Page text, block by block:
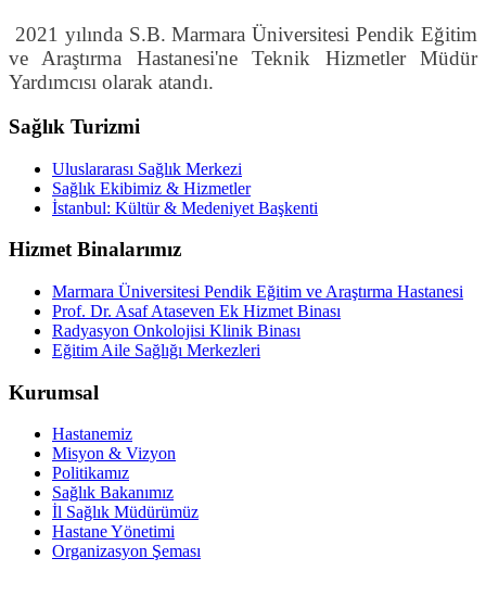
2021 yılında S.B. Marmara Üniversitesi Pendik Eğitim
ve Araştırma Hastanesi'ne Teknik Hizmetler Müdür
Yardımcısı olarak atandı.
Sağlık Turizmi
Uluslararası Sağlık Merkezi
Sağlık Ekibimiz & Hizmetler
İstanbul: Kültür & Medeniyet Başkenti
Hizmet Binalarımız
Marmara Üniversitesi Pendik Eğitim ve Araştırma Hastanesi
Prof. Dr. Asaf Ataseven Ek Hizmet Binası
Radyasyon Onkolojisi Klinik Binası
Eğitim Aile Sağlığı Merkezleri
Kurumsal
Hastanemiz
Misyon & Vizyon
Politikamız
Sağlık Bakanımız
İl Sağlık Müdürümüz
Hastane Yönetimi
Organizasyon Şeması